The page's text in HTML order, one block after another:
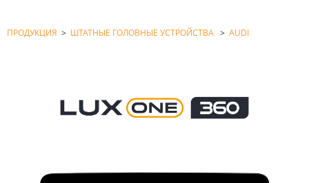
ПРОДУКЦИЯ > ШТАТНЫЕ ГОЛОВНЫЕ УСТРОЙСТВА > AUDI